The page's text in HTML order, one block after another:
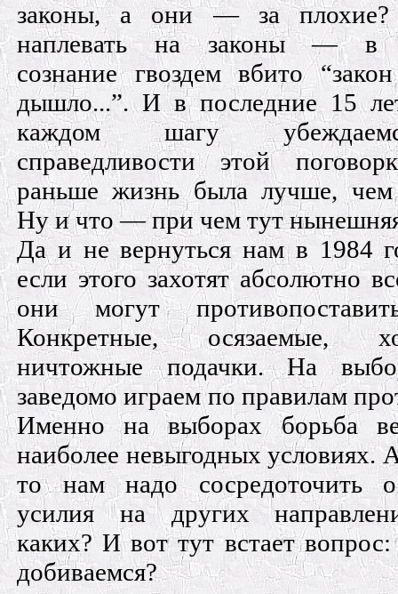
законы, а они — за плохие?
наплевать на законы — в
сознание гвоздем вбито
дышло...”. И в последние 15
каждом шaгy
справедливости этой
раньше жизнь была лучше, чем
Ну и что — при чем тут
Да и не вернуться нам в 1984
если этого захотят абсолютно
они могут
Конкретные, осязаемые,
ничтожные подачки. На
заведомо играем по правилам
Именно на выборах борьба
наиболее невыгодных условиях.
то нам надо сосредоточить
усилия на других
каких? И вот тут встает
добиваемся?